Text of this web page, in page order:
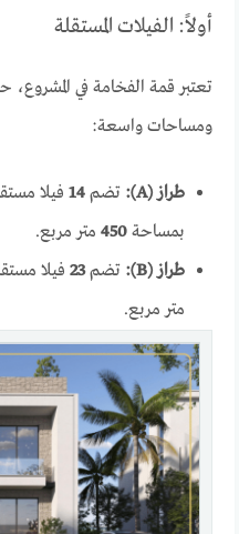
أولاً: الفيلات المستقلة
تعتبر قمة الفخامة في
ومساحات واسعة:
طراز (A): تضم14 فيلا
بمساحة450 متر مربع.
طراز (B):
تضم23 فيلا
متر مربع.